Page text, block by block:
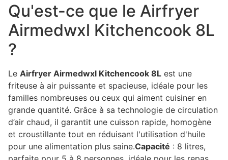
Qu'est-ce que le Airfryer
Airmedwxl Kitchencook 8L
?
Le Airfryer Airmedwxl Kitchencook 8L est une
friteuse à air puissante et spacieuse, idéale pour les
familles nombreuses ou ceux qui aiment cuisiner en
grande quantité. Grâce à sa technologie de circulation
d’air chaud, il garantit une cuisson rapide, homogène
et croustillante tout en réduisant l'utilisation d'huile
pour une alimentation plus saine.Capacité : 8 litres,